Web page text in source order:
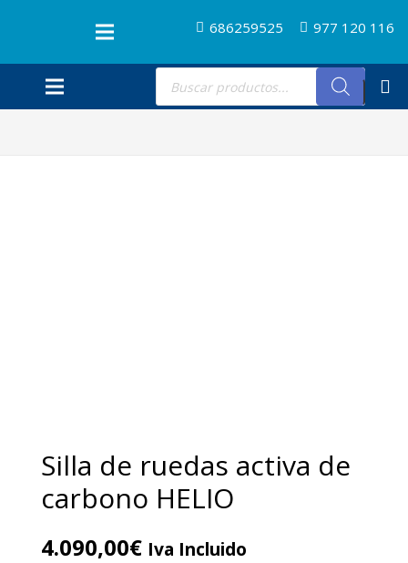
686259525 977 120 116
Búsqueda
productos
Silla de ruedas activa de
carbono HELIO
4.090,00€ Iva Incluido